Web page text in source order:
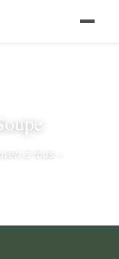
à tous –